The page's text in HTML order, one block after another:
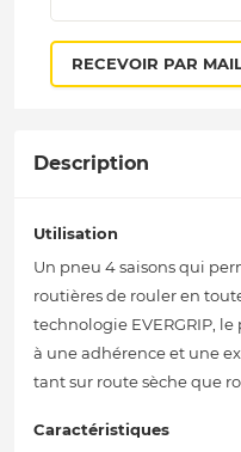
RECEVOIR PAR
Description
Utilisation
Un pneu 4 saisons qui
routières de rouler en
technologie EVERGRIP, le
à une adhérence et une
tant sur route sèche que
Caractéristiques